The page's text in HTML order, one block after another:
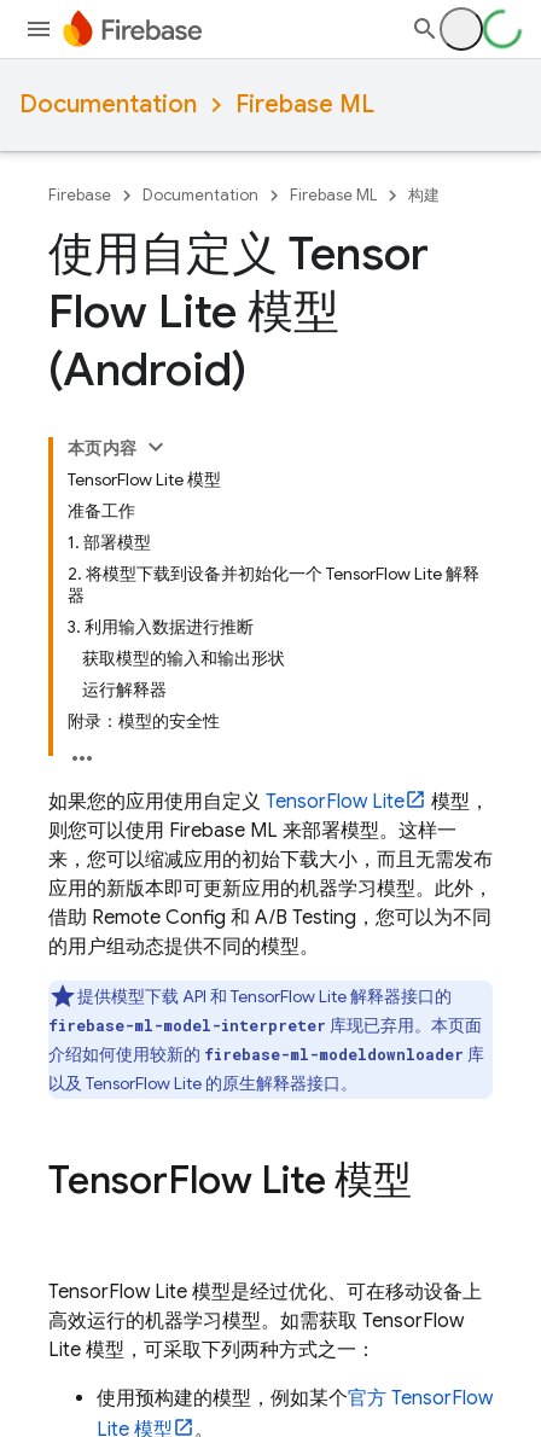
Documentation Firebase ML
Firebase Documentation Firebase ML 构建
使用自定义 Tensor
Flow Lite 模型
(Android)
本页内容
TensorFlow Lite 模型
准备工作
1. 部署模型
2. 将模型下载到设备并初始化一个 TensorFlow Lite 解释
器
3. 利用输入数据进行推断
获取模型的输入和输出形状
运行解释器
附录：模型的安全性
如果您的应用使用自定义 TensorFlow Lite
模型，
则您可以使用 Firebase ML 来部署模型。这样一
来，您可以缩减应用的初始下载大小，而且无需发布
应用的新版本即可更新应用的机器学习模型。此外，
借助 Remote Config 和 A/B Testing ，您可以为不同
的用户组动态提供不同的模型。
提供模型下载 API 和 TensorFlow Lite 解释器接口的
firebase-ml-model-interpreter 库现已弃用。本页面
介绍如何使用较新的 firebase-ml-modeldownloader 库
以及 TensorFlow Lite 的原生解释器接口。
TensorFlow Lite 模型
TensorFlow Lite 模型是经过优化、可在移动设备上
高效运行的机器学习模型。如需获取 TensorFlow
Lite 模型，可采取下列两种方式之一：
使用预构建的模型，例如某个官方 TensorFlow
Lite 模型
。